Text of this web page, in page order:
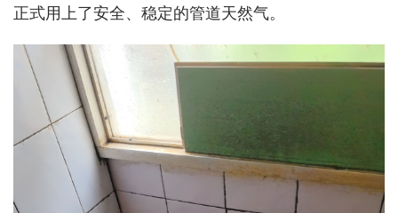
环球
专题
极客圈
经济
正式用上了安全、稳定的管道天然气。